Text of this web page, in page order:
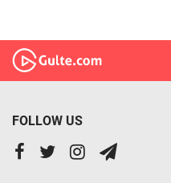
FOLLOW US